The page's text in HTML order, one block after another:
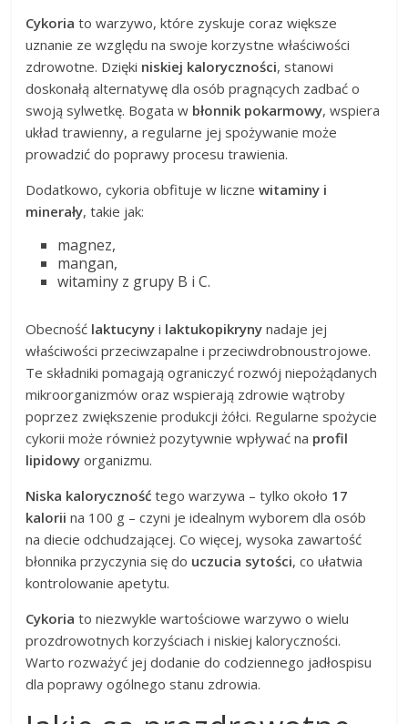
Cykoria to warzywo, które zyskuje coraz większe
uznanie ze względu na swoje korzystne właściwości
zdrowotne. Dzięki niskiej kaloryczności, stanowi
doskonałą alternatywę dla osób pragnących zadbać o
swoją sylwetkę. Bogata w błonnik pokarmowy, wspiera
układ trawienny, a regularne jej spożywanie może
prowadzić do poprawy procesu trawienia.
Dodatkowo, cykoria obfituje w licznewitaminy i
minerały, takie jak:
magnez,
mangan,
witaminy z grupy B i C.
Obecność laktucyny i laktukopikryny nadaje jej
właściwości przeciwzapalne i przeciwdrobnoustrojowe.
Te składniki pomagają ograniczyć rozwój niepożądanych
mikroorganizmów oraz wspierają zdrowie wątroby
poprzez zwiększenie produkcji żółci. Regularne spożycie
cykorii może również pozytywnie wpływać na profil
lipidowy organizmu.
Niska kaloryczność tego warzywa – tylko około 17
kalorii na 100 g – czyni je idealnym wyborem dla osób
na diecie odchudzającej. Co więcej, wysoka zawartość
błonnika przyczynia się do uczucia sytości, co ułatwia
kontrolowanie apetytu.
Cykoria to niezwykle wartościowe warzywo o wielu
prozdrowotnych korzyściach i niskiej kaloryczności.
Warto rozważyć jej dodanie do codziennego jadłospisu
dla poprawy ogólnego stanu zdrowia.